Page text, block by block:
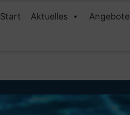
Start Aktuelles Angebote